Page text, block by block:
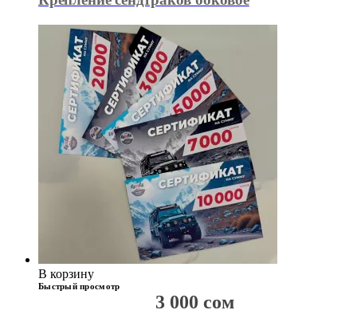
В корзину
Быстрый просмотр
3 000 сом